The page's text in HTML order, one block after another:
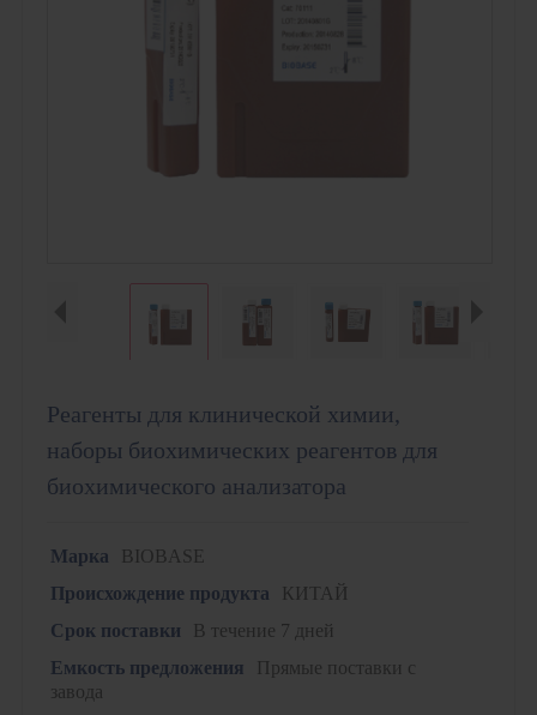
Реагенты для клинической химии,
наборы биохимических реагентов для
биохимического анализатора
Марка
BIOBASE
Происхождение продукта
КИТАЙ
Срок поставки
В течение 7 дней
Емкость предложения
Прямые поставки с
завода